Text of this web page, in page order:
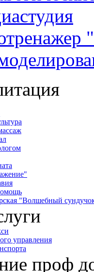
"Волшебный
управления
проф